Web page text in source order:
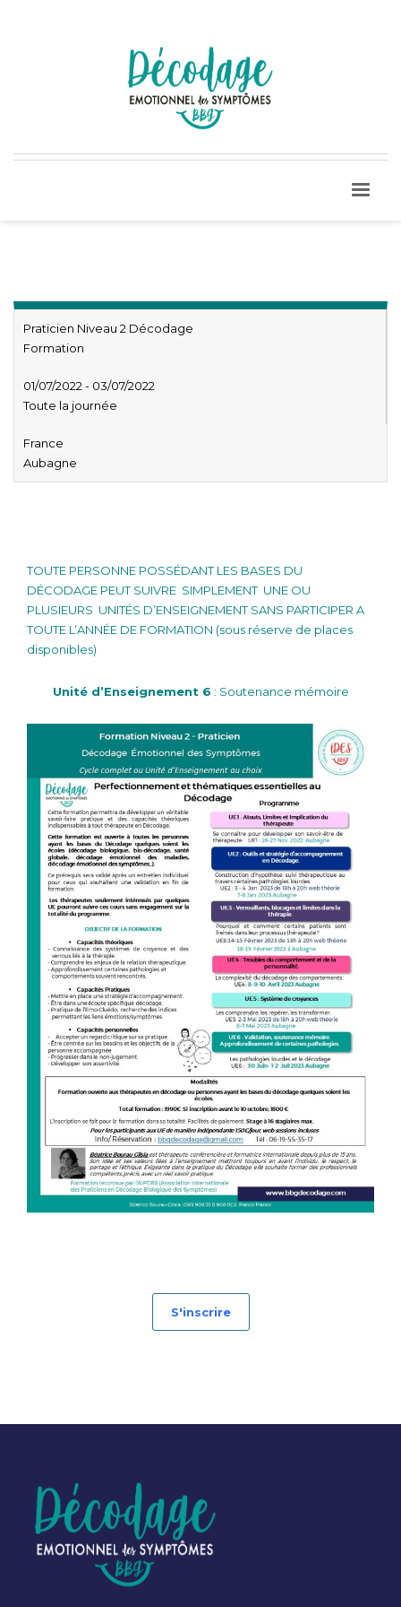
Praticien Niveau 2 Décodage
Formation
01/07/2022 - 03/07/2022
Toute la journée
France
Aubagne
TOUTE PERSONNE POSSÉDANT LES BASES DU
DÉCODAGE PEUT SUIVRE SIMPLEMENT UNE OU
PLUSIEURS UNITÉS D’ENSEIGNEMENT SANS PARTICIPER A
TOUTE L’ANNÉE DE FORMATION (sous réserve de places
disponibles)
Unité d’Enseignement 6 : Soutenance mémoire
S'inscrire